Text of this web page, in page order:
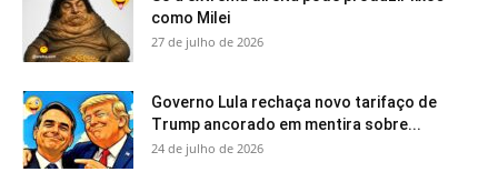
como Milei
27 de julho de 2026
Governo Lula rechaça novo tarifaço de
Trump ancorado em mentira sobre...
24 de julho de 2026